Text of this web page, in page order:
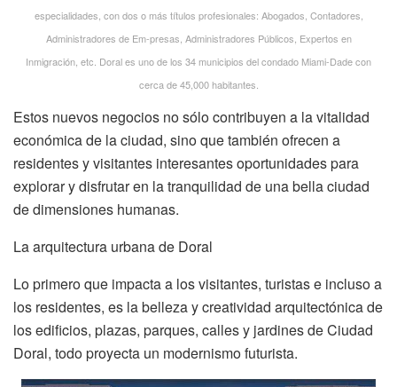
especialidades, con dos o más títulos profesionales: Abogados, Contadores,
Administradores de Em-presas, Administradores Públicos, Expertos en
Inmigración, etc. Doral es uno de los 34 municipios del condado Miami-Dade con
cerca de 45,000 habitantes.
Estos nuevos negocios no sólo contribuyen a la vitalidad
económica de la ciudad, sino que también ofrecen a
residentes y visitantes interesantes oportunidades para
explorar y disfrutar en la tranquilidad de una bella ciudad
de dimensiones humanas.
La arquitectura urbana de Doral
Lo primero que impacta a los visitantes, turistas e incluso a
los residentes, es la belleza y creatividad arquitectónica de
los edificios, plazas, parques, calles y jardines de Ciudad
Doral, todo proyecta un modernismo futurista.